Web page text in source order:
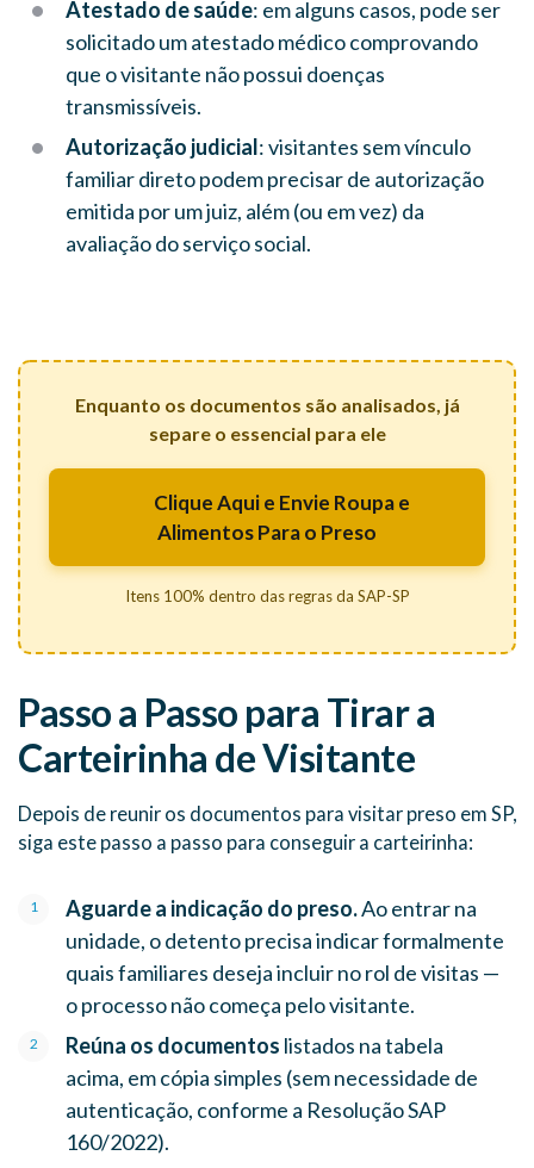
Atestado de saúde: em alguns casos, pode ser
solicitado um atestado médico comprovando
que o visitante não possui doenças
transmissíveis.
Autorização judicial: visitantes sem vínculo
familiar direto podem precisar de autorização
emitida por um juiz, além (ou em vez) da
avaliação do serviço social.
Enquanto os documentos são analisados, já
separe o essencial para ele
Clique Aqui e Envie Roupa e
Alimentos Para o Preso
Itens 100% dentro das regras da SAP-SP
Passo a Passo para Tirar a
Carteirinha de Visitante
Depois de reunir os documentos para visitar preso em SP,
siga este passo a passo para conseguir a carteirinha:
Aguarde a indicação do preso.Ao entrar na
unidade, o detento precisa indicar formalmente
quais familiares deseja incluir no rol de visitas —
o processo não começa pelo visitante.
Reúna os documentos listados na tabela
acima, em cópia simples (sem necessidade de
autenticação, conforme a Resolução SAP
160/2022).